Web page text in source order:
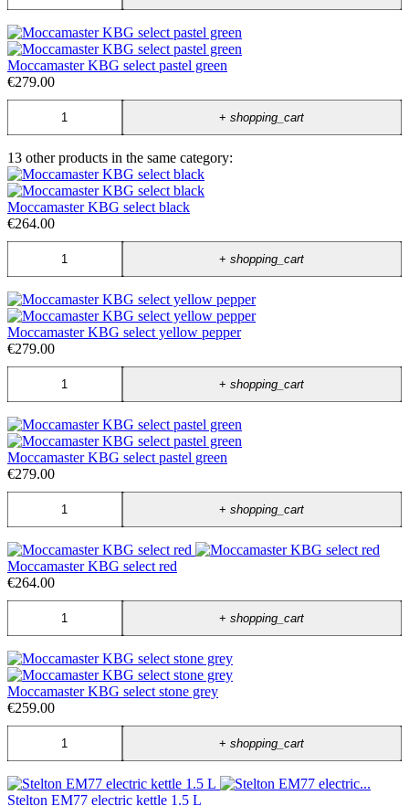
Moccamaster KBG select pastel green
€279.00
+shopping_cart
13 other products in the same category:
Moccamaster KBG select black
€264.00
+shopping_cart
Moccamaster KBG select yellow pepper
€279.00
+shopping_cart
Moccamaster KBG select pastel green
€279.00
+shopping_cart
Moccamaster KBG select red
€264.00
+shopping_cart
Moccamaster KBG select stone grey
€259.00
+shopping_cart
Stelton EM77 electric kettle 1.5 L